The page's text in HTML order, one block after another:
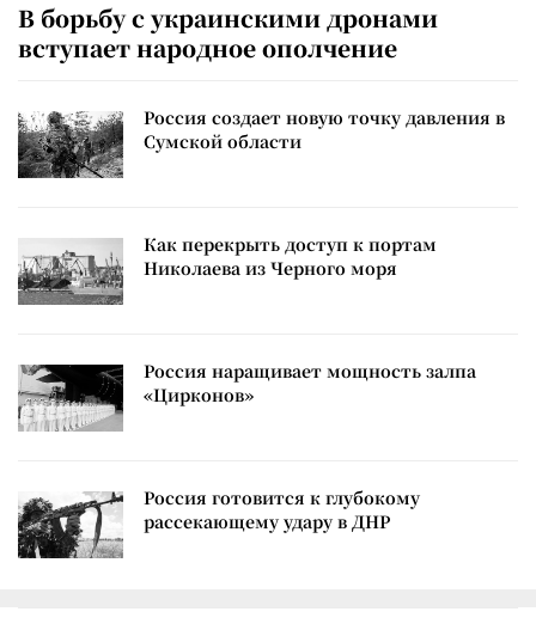
В борьбу с украинскими дронами
вступает народное ополчение
Россия создает новую точку давления в
Сумской области
Как перекрыть доступ к портам
Николаева из Черного моря
Россия наращивает мощность залпа
«Цирконов»
Россия готовится к глубокому
рассекающему удару в ДНР